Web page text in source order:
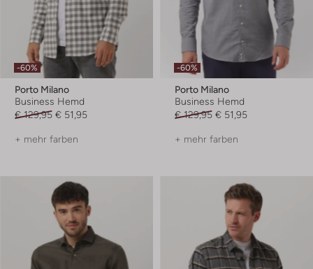
-60%
Porto Milano
Business Hemd
€ 129,95 € 51,95
+ mehr farben
-60%
Porto Milano
Business Hemd
€ 129,95 € 51,95
+ mehr farben